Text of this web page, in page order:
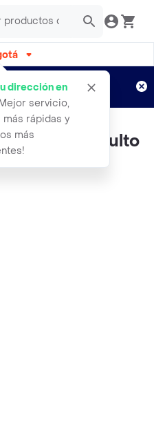
dirección en
servicio,
rápidas y
más
semanas
Aplican TyC
De Adulto